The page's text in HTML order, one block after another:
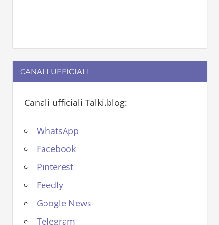
CANALI UFFICIALI
Canali ufficiali Talki.blog:
WhatsApp
Facebook
Pinterest
Feedly
Google News
Telegram